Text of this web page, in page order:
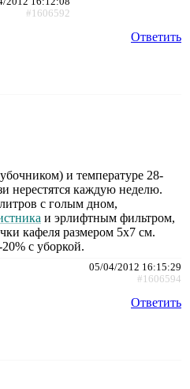
#1606592
Ответить
и температуре 28-
нерестятся каждую неделю.
с голым дном,
и эрлифтным фильтром,
кафеля размером 5х7 см.
с уборкой.
05/04/2012 16:15:29
#1606594
Ответить